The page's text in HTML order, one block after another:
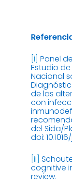
[i] Panel
Estudio de
Nacional
de las
con
del Sida/
doi:
[ii]
cognitive
review.